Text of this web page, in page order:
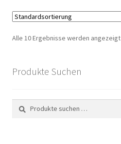
Alle 10 Ergebnisse werden angezeigt
Produkte Suchen
Suchen
nach:
Suchen